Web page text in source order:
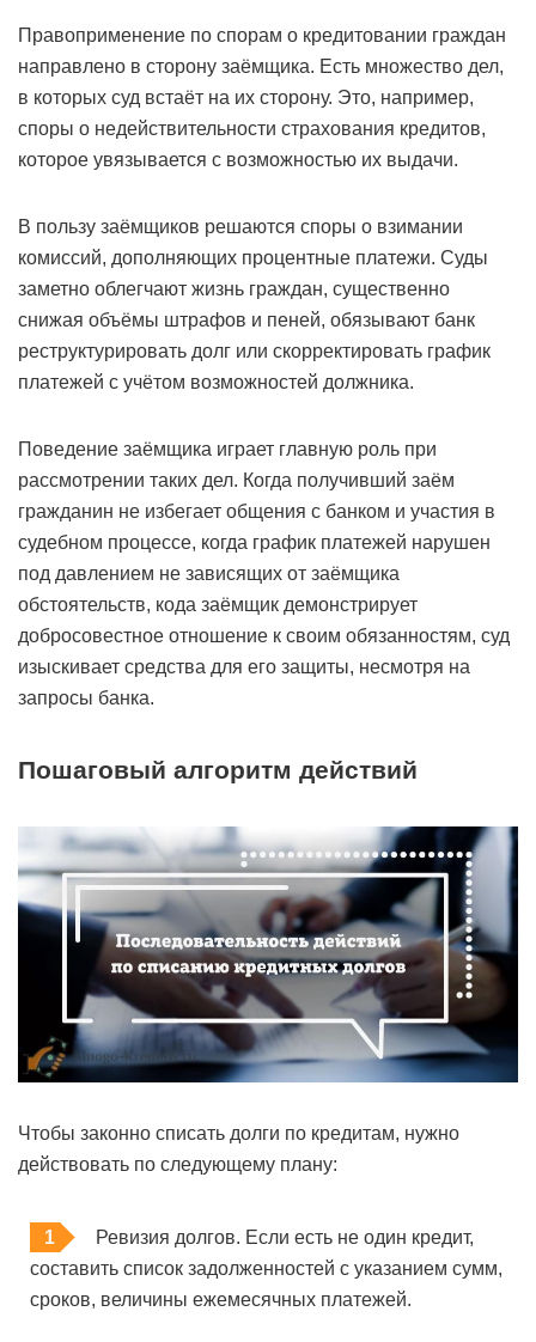
Правоприменение по спорам о кредитовании граждан
направлено в сторону заёмщика. Есть множество дел,
в которых суд встаёт на их сторону. Это, например,
споры о недействительности страхования кредитов,
которое увязывается с возможностью их выдачи.
В пользу заёмщиков решаются споры о взимании
комиссий, дополняющих процентные платежи. Суды
заметно облегчают жизнь граждан, существенно
снижая объёмы штрафов и пеней, обязывают банк
реструктурировать долг или скорректировать график
платежей с учётом возможностей должника.
Поведение заёмщика играет главную роль при
рассмотрении таких дел. Когда получивший заём
гражданин не избегает общения с банком и участия в
судебном процессе, когда график платежей нарушен
под давлением не зависящих от заёмщика
обстоятельств, кода заёмщик демонстрирует
добросовестное отношение к своим обязанностям, суд
изыскивает средства для его защиты, несмотря на
запросы банка.
Пошаговый алгоритм действий
Чтобы законно списать долги по кредитам, нужно
действовать по следующему плану:
Ревизия долгов. Если есть не один кредит,
составить список задолженностей с указанием сумм,
сроков, величины ежемесячных платежей.